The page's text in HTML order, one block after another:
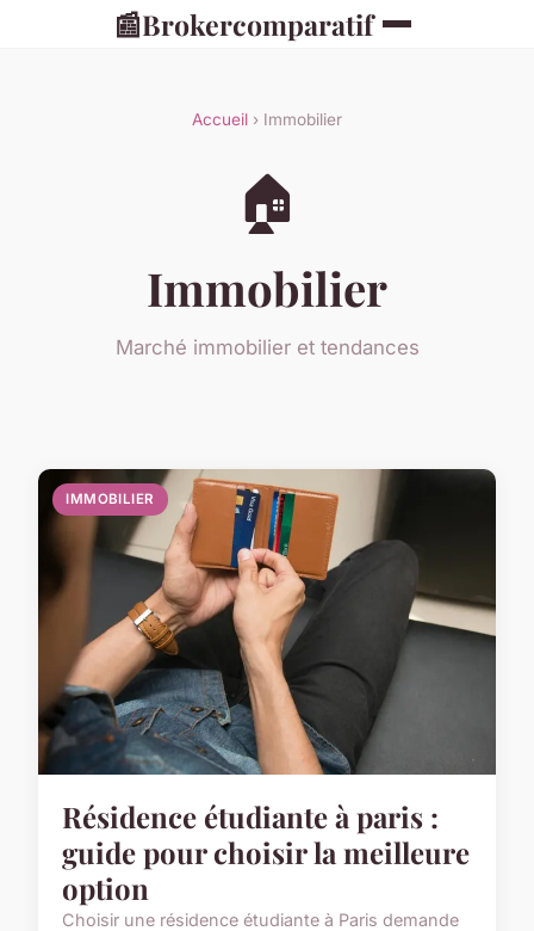
📰Brokercomparatif
Accueil › Immobilier
🏠
Immobilier
Marché immobilier et tendances
IMMOBILIER
Résidence étudiante à paris :
guide pour choisir la meilleure
option
Choisir une résidence étudiante à Paris demande